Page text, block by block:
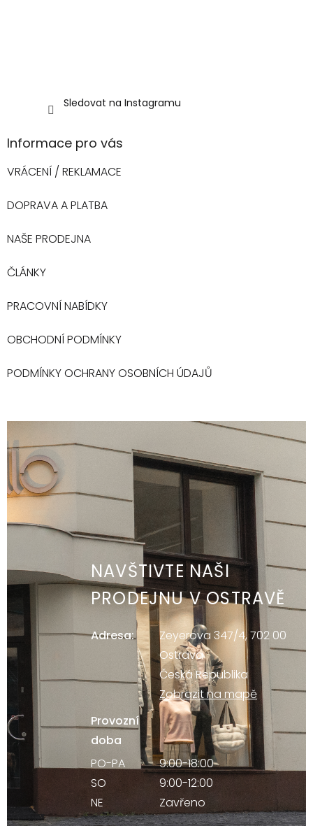
Sledovat na Instagramu
Informace pro vás
VRÁCENÍ / REKLAMACE
DOPRAVA A PLATBA
NAŠE PRODEJNA
ČLÁNKY
PRACOVNÍ NABÍDKY
OBCHODNÍ PODMÍNKY
PODMÍNKY OCHRANY OSOBNÍCH ÚDAJŮ
NAVŠTIVTE NAŠI
PRODEJNU V OSTRAVĚ
Adresa:
Zeyerova 347/4, 702 00
Ostrava
Česká Republika
Zobrazit na mapě
Provozní
doba
PO-PA
9:00-18:00
SO
9:00-12:00
NE
Zavřeno